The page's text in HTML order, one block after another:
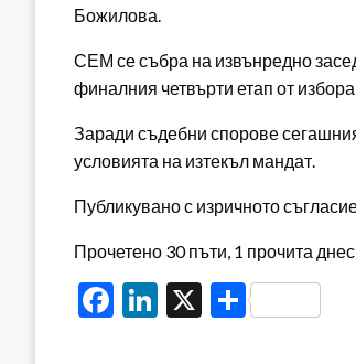
Божилова.
СЕМ се събра на извънредно
финалния четвърти етап от
Заради съдебни спорове
условията на изтекъл мандат.
Публикувано с изричното
Прочетено 30 пъти, 1 прочита днес
Facebook
LinkedIn
X Share